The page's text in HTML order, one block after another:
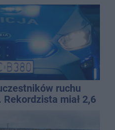
ruchu
miał 2,6